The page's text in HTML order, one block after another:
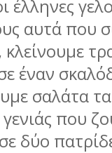
έλληνες
αυτά που
έναν
σαλάτα
που
δύο